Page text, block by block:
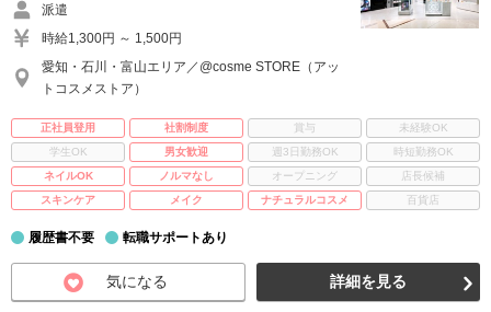
派遣
時給1,300円 ～ 1,500円
愛知・石川・富山エリア／@cosme STORE（アッ
トコスメストア）
正社員登用 社割制度 賞与
未経験OK
学生OK
男女歓迎 週3日勤務OK
時短勤務OK
ネイルOK
ノルマなし オープニング
店長候補
スキンケア
メイク ナチュラルコスメ 百貨店
履歴書不要 転職サポートあり
気になる 詳細を見る